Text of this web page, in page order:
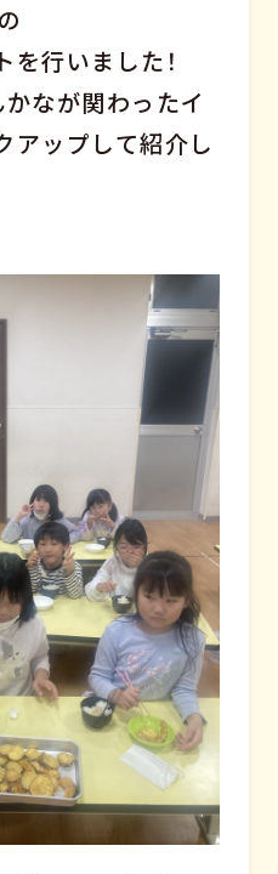
行いました！
なが関わったイ
アップして紹介し